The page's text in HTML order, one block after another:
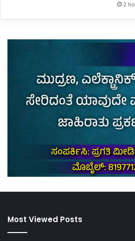
2
Most Viewed Posts